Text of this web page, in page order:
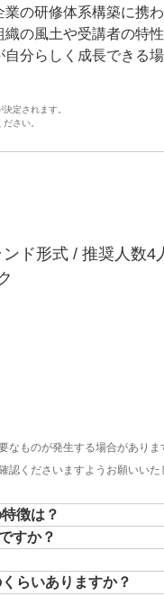
の研修体系構築に携
の風土や受講者の特
分らしく成長できる
定されます。
さい。
ド形式 / 推奨人数4
なものが発生する場合がありま
認くださいますようお願いいた
徴は？
すか？
らいありますか？